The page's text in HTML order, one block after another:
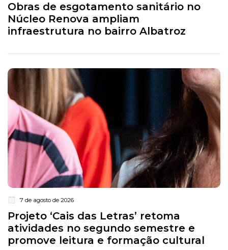
Obras de esgotamento sanitário no
Núcleo Renova ampliam
infraestrutura no bairro Albatroz
7 de agosto de 2026
Projeto ‘Cais das Letras’ retoma
atividades no segundo semestre e
promove leitura e formação cultural